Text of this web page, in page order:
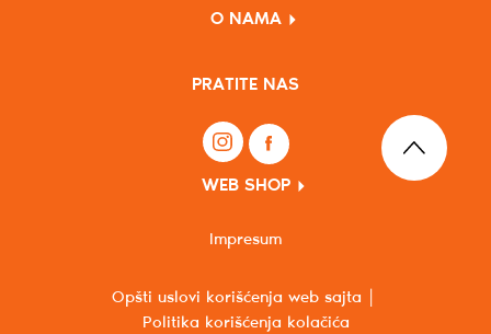
O NAMA
PRATITE NAS
WEB SHOP
Opšti uslovi korišćenja web sajta
Politika korišćenja kolačića
Impresum